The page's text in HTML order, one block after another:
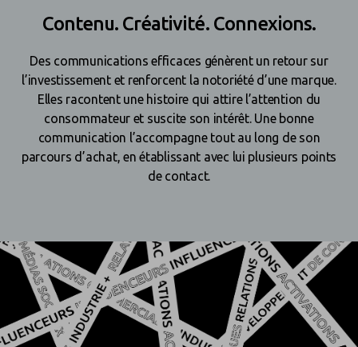
Contenu. Créativité. Connexions.
Des communications efficaces génèrent un retour sur
l’investissement et renforcent la notoriété d’une marque.
Elles racontent une histoire qui attire l’attention du
consommateur et suscite son intérêt. Une bonne
communication l’accompagne tout au long de son
parcours d’achat, en établissant avec lui plusieurs points
de contact.